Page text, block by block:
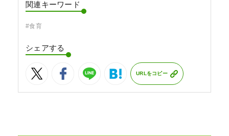
関連キーワード
#食育
シェアする
URLをコピー